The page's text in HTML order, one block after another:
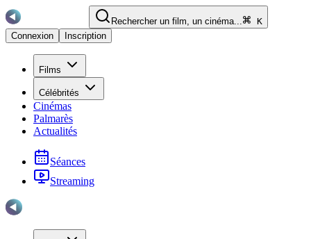
Rechercher un film, un cinéma...
K
Connexion
Inscription
Films
Célébrités
Cinémas
Palmarès
Actualités
Séances
Streaming